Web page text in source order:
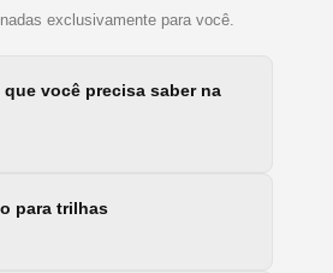
exclusivamente para você.
você precisa saber na
para trilhas